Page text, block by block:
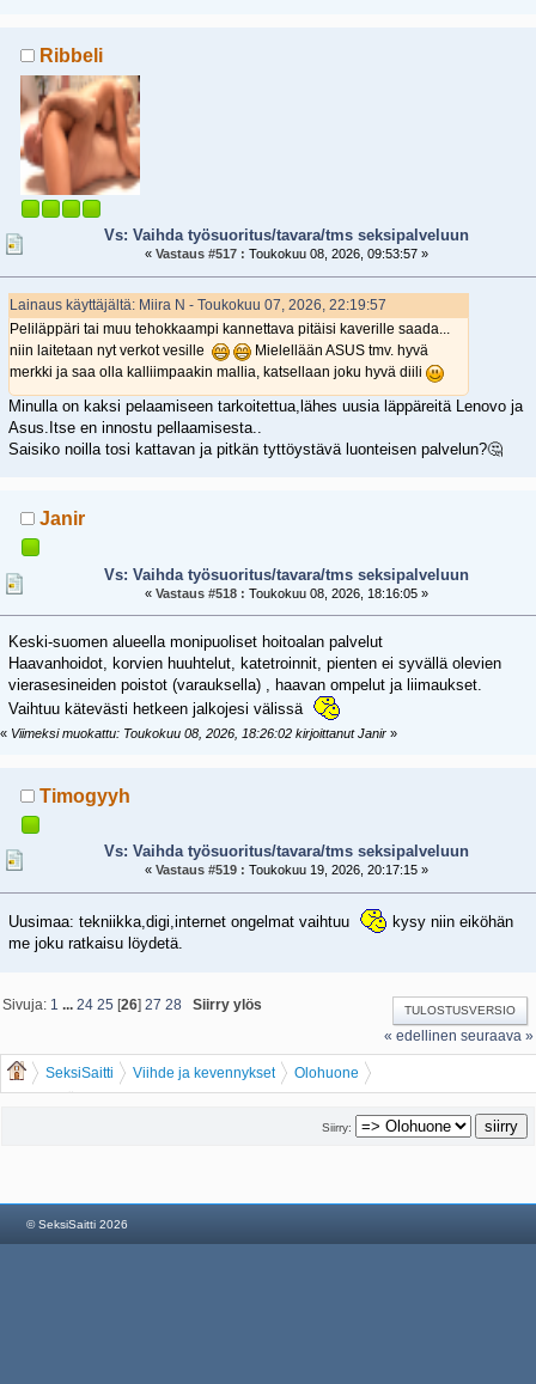
Ribbeli
Vs: Vaihda työsuoritus/tavara/tms seksipalveluun
« Vastaus #517 : Toukokuu 08, 2026, 09:53:57 »
Lainaus käyttäjältä: Miira N - Toukokuu 07, 2026, 22:19:57
Peliläppäri tai muu tehokkaampi kannettava pitäisi kaverille saada...
niin laitetaan nyt verkot vesille
Mielellään ASUS tmv. hyvä
merkki ja saa olla kalliimpaakin mallia, katsellaan joku hyvä diili
Minulla on kaksi pelaamiseen tarkoitettua,lähes uusia läppäreitä Lenovo ja
Asus.Itse en innostu pellaamisesta..
Saisiko noilla tosi kattavan ja pitkän tyttöystävä luonteisen palvelun?🤔
Janir
Vs: Vaihda työsuoritus/tavara/tms seksipalveluun
« Vastaus #518 : Toukokuu 08, 2026, 18:16:05 »
Keski-suomen alueella monipuoliset hoitoalan palvelut
Haavanhoidot, korvien huuhtelut, katetroinnit, pienten ei syvällä olevien
vierasesineiden poistot (varauksella) , haavan ompelut ja liimaukset.
Vaihtuu kätevästi hetkeen jalkojesi välissä
« Viimeksi muokattu: Toukokuu 08, 2026, 18:26:02 kirjoittanut Janir »
Timogyyh
Vs: Vaihda työsuoritus/tavara/tms seksipalveluun
« Vastaus #519 : Toukokuu 19, 2026, 20:17:15 »
Uusimaa: tekniikka,digi,internet ongelmat vaihtuu
kysy niin eiköhän
me joku ratkaisu löydetä.
TULOSTUSVERSIO
Sivuja: 1 ...24 25 [26]27 28
Siirry ylös
« edellinen seuraava »
SeksiSaitti Viihde ja kevennykset
Olohuone
Vaihda työsuoritus/tavara/tms seksipalveluun
Siirry:
© SeksiSaitti 2026